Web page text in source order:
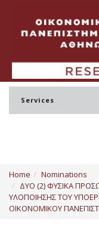
Services
Profile
Regulation
Home
Nominations
ΔΥΟ (2) ΦΥΣΙΚΑ
ΥΛΟΠΟΙΗΣΗΣ ΤΟΥ
ΟΙΚΟΝΟΜΙΚΟΥ